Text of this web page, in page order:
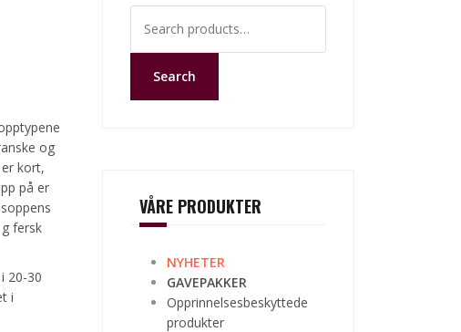
og
kort,
på er
fersk
20-30
i
for:
Search
VÅRE PRODUKTER
NYHETER
GAVEPAKKER
Opprinnelsesbeskyttede
produkter